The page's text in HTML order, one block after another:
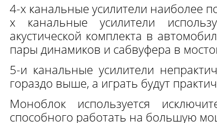
4-х канальные усилители наиболее
х канальные усилители
акустической комплекта в
пары динамиков и сабвуфера в
5-и канальные усилители
гораздо выше, а играть будут
Моноблок используется
способного работать на большую